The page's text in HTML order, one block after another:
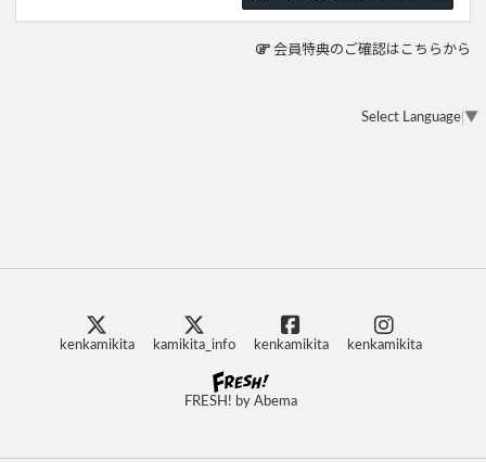
会員特典のご確認はこちらから
Select Language ▼
kenkamikita kamikita_info kenkamikita kenkamikita
FRESH! by Abema